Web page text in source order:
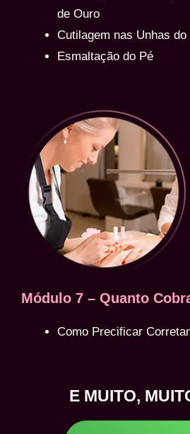
de Ouro
Cutilagem nas Unhas do
Esmaltação do Pé
Módulo 7 – Quanto
Como Precificar
E MUITO,